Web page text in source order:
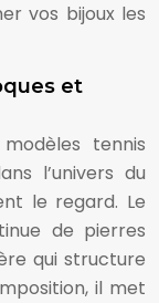
vos bijoux les
et
tennis
l’univers du
le regard. Le
de pierres
qui structure
il met